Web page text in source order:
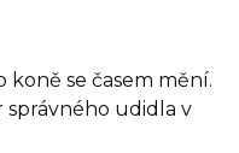
se časem mění.
správného udidla v